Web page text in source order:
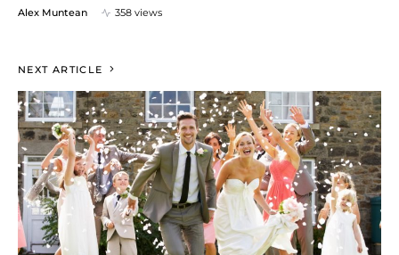
Alex Muntean 358 views
NEXT ARTICLE